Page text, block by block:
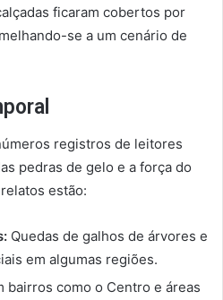
ficaram cobertos por
se a um cenário de
registros de leitores
pedras de gelo e a força do
estão:
Quedas de galhos de árvores e
em algumas regiões.
bairros como o Centro e áreas